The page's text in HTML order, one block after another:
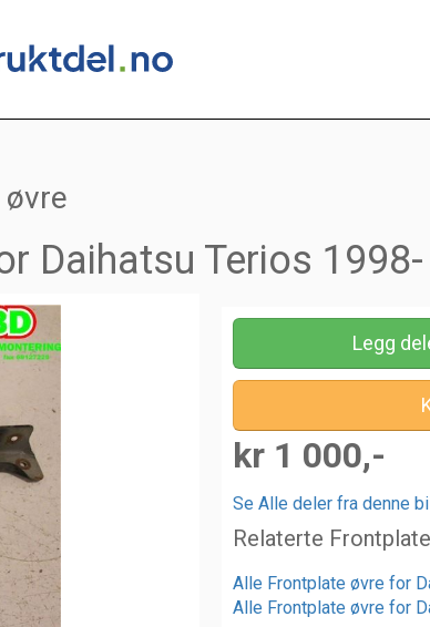
Daihatsu Terios 1998-
Legg
kr 1 000,-
Se Alle deler fra denne
Relaterte
Alle Frontplate øvre for
Alle Frontplate øvre for